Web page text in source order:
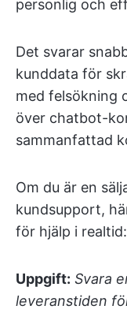
personlig och
Det svarar
kunddata för
med felsökning
över chatbot-
sammanfattad
Om du är en
kundsupport,
för hjälp i realtid:
Uppgift: Svara
leveranstiden